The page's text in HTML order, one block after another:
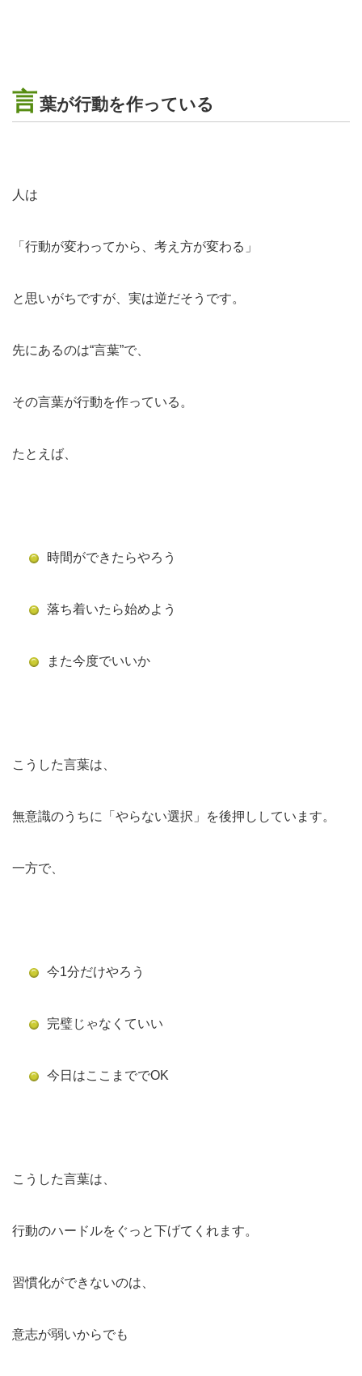
言葉が行動を作っている
人は
「行動が変わってから、考え方が変わる」
と思いがちですが、実は逆だそうです。
先にあるのは“言葉”で、
その言葉が行動を作っている。
たとえば、
時間ができたらやろう
落ち着いたら始めよう
また今度でいいか
こうした言葉は、
無意識のうちに「やらない選択」を後押ししています。
一方で、
今1分だけやろう
完璧じゃなくていい
今日はここまででOK
こうした言葉は、
行動のハードルをぐっと下げてくれます。
習慣化ができないのは、
意志が弱いからでも